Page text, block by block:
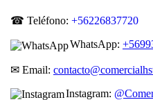
☎ Teléfono: +56226837720
WhatsApp:
✉ Email:
Instagram: